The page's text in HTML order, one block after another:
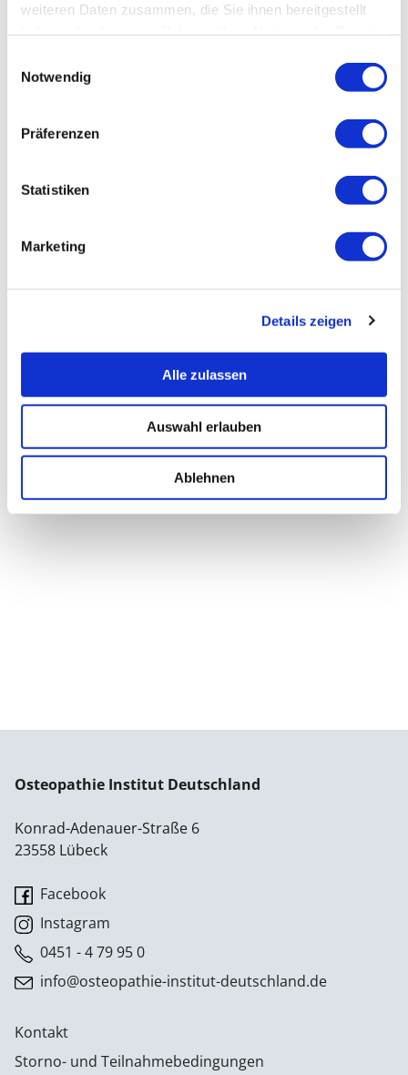
weiteren Daten zusammen, die Sie ihnen bereitgestellt
Notwendig
Präferenzen
Statistiken
Marketing
Details zeigen
Alle zulassen
Auswahl erlauben
Ablehnen
Osteopathie Institut Deutschland
Konrad-Adenauer-Straße 6
23558 Lübeck
Facebook
Instagram
0451 - 4 79 95 0
info@osteopathie-institut-deutschland.de
Kontakt
Storno- und Teilnahmebedingungen